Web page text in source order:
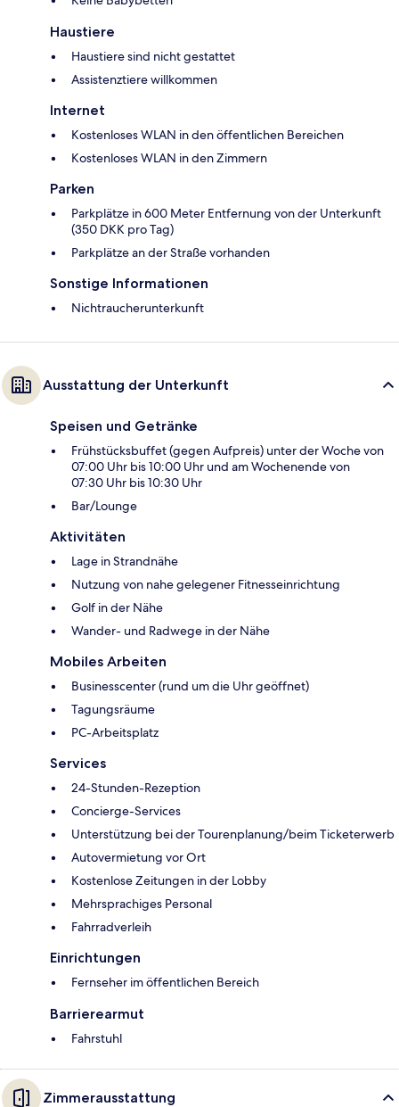
Haustiere
Haustiere sind nicht gestattet
Assistenztiere willkommen
Internet
Kostenloses WLAN in den öffentlichen Bereichen
Kostenloses WLAN in den Zimmern
Parken
Parkplätze in 600 Meter Entfernung von der Unterkunft
(350 DKK pro Tag)
Parkplätze an der Straße vorhanden
Sonstige Informationen
Nichtraucherunterkunft
Ausstattung der Unterkunft
Speisen und Getränke
Frühstücksbuffet (gegen Aufpreis) unter der Woche von
07:00 Uhr bis 10:00 Uhr und am Wochenende von
07:30 Uhr bis 10:30 Uhr
Bar/Lounge
Aktivitäten
Lage in Strandnähe
Nutzung von nahe gelegener Fitnesseinrichtung
Golf in der Nähe
Wander- und Radwege in der Nähe
Mobiles Arbeiten
Businesscenter (rund um die Uhr geöffnet)
Tagungsräume
PC-Arbeitsplatz
Services
24-Stunden-Rezeption
Concierge-Services
Unterstützung bei der Tourenplanung/beim Ticketerwerb
Autovermietung vor Ort
Kostenlose Zeitungen in der Lobby
Mehrsprachiges Personal
Fahrradverleih
Einrichtungen
Fernseher im öffentlichen Bereich
Barrierearmut
Fahrstuhl
Zimmerausstattung